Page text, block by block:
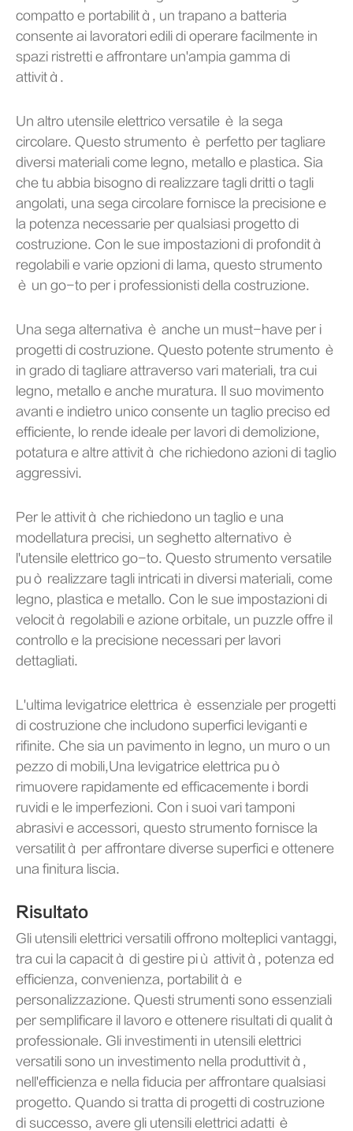
compatto e portabilità, un trapano a batteria
consente ai lavoratori edili di operare facilmente in
spazi ristretti e affrontare un'ampia gamma di
attività.
Un altro utensile elettrico versatile è la sega
circolare. Questo strumento è perfetto per tagliare
diversi materiali come legno, metallo e plastica. Sia
che tu abbia bisogno di realizzare tagli dritti o tagli
angolati, una sega circolare fornisce la precisione e
la potenza necessarie per qualsiasi progetto di
costruzione. Con le sue impostazioni di profondità
regolabili e varie opzioni di lama, questo strumento
è un go-to per i professionisti della costruzione.
Una sega alternativa è anche un must-have per i
progetti di costruzione. Questo potente strumento è
in grado di tagliare attraverso vari materiali, tra cui
legno, metallo e anche muratura. Il suo movimento
avanti e indietro unico consente un taglio preciso ed
efficiente, lo rende ideale per lavori di demolizione,
potatura e altre attività che richiedono azioni di taglio
aggressivi.
Per le attività che richiedono un taglio e una
modellatura precisi, un seghetto alternativo è
l'utensile elettrico go-to. Questo strumento versatile
può realizzare tagli intricati in diversi materiali, come
legno, plastica e metallo. Con le sue impostazioni di
velocità regolabili e azione orbitale, un puzzle offre il
controllo e la precisione necessari per lavori
dettagliati.
L'ultima levigatrice elettrica è essenziale per progetti
di costruzione che includono superfici leviganti e
rifinite. Che sia un pavimento in legno, un muro o un
pezzo di mobili,Una levigatrice elettrica può
rimuovere rapidamente ed efficacemente i bordi
ruvidi e le imperfezioni. Con i suoi vari tamponi
abrasivi e accessori, questo strumento fornisce la
versatilità per affrontare diverse superfici e ottenere
una finitura liscia.
Risultato
Gli utensili elettrici versatili offrono molteplici vantaggi,
tra cui la capacità di gestire più attività, potenza ed
efficienza, convenienza, portabilità e
personalizzazione. Questi strumenti sono essenziali
per semplificare il lavoro e ottenere risultati di qualità
professionale. Gli investimenti in utensili elettrici
versatili sono un investimento nella produttività,
nell'efficienza e nella fiducia per affrontare qualsiasi
progetto. Quando si tratta di progetti di costruzione
di successo, avere gli utensili elettrici adatti è